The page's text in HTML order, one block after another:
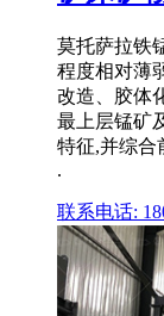
莫托萨拉铁
程度相对薄
改造、胶体
最上层锰矿
特征,并综合
.
联系电话: